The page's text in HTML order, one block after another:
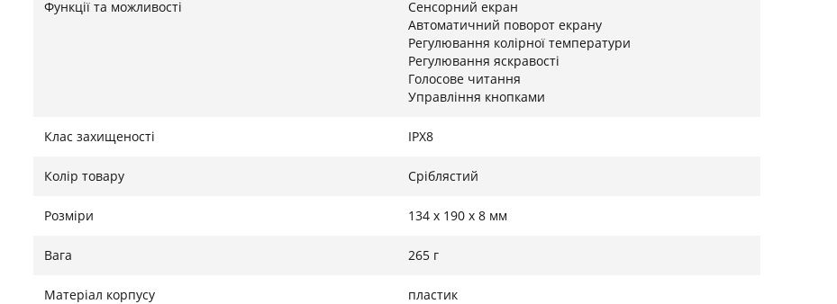
Функції та можливості
Сенсорний екран
Автоматичний поворот екрану
Регулювання колірної температури
Регулювання яскравості
Голосове читання
Управління кнопками
Клас захищеності IPX8
Колір товару Сріблястий
Розміри 134 х 190 х 8 мм
Вага 265 г
Матеріал корпусу пластик